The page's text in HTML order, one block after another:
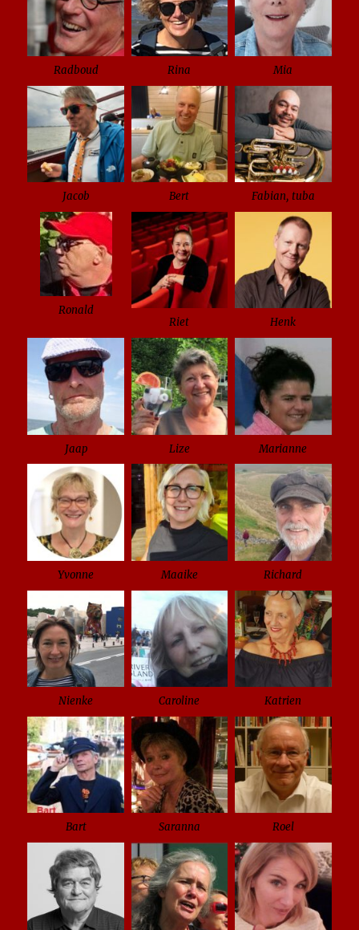
Radboud Rina Mia
Jacob Bert Fabian, tuba
Ronald
Riet
Henk
Jaap Lize Marianne
Yvonne Maaike Richard
Nienke Caroline Katrien
Bart Saranna Roel